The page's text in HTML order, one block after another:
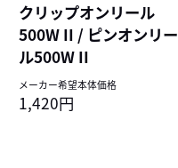
クリップオンリール
500W II / ピンオンリー
ル500W II
メーカー希望本体価格
1,420円